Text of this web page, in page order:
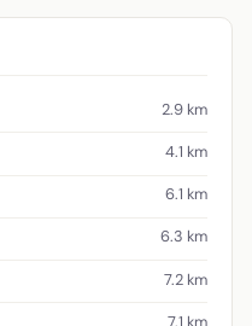
2.9 km
4.1 km
6.1 km
6.3 km
7.2 km
7.1 km